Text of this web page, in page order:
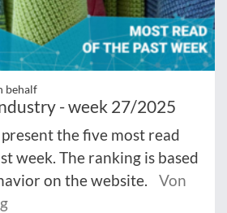
behalf
- week 27/2025
the five most read
week. The ranking is based
on the website.
Von